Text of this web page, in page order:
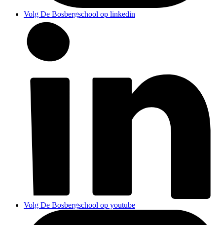
Volg De Bosbergschool op linkedin
Volg De Bosbergschool op youtube